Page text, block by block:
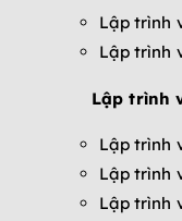
Lập trình
Lập trình
Lập trình
Lập trình
Lập trình
Lập trình